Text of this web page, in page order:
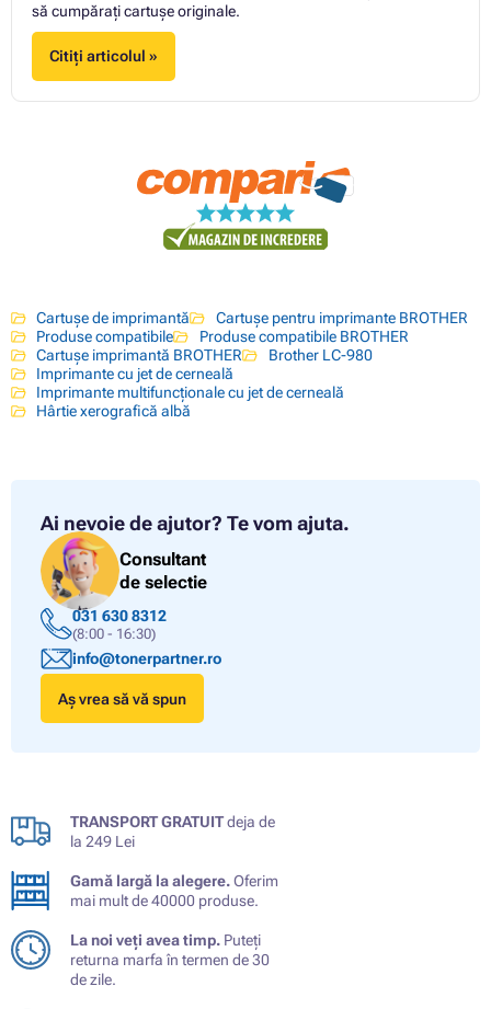
să cumpărați cartuşe originale.
Citiți articolul »
Cartușe de imprimantă
Cartușe pentru imprimante BROTHER
Produse compatibile
Produse compatibile BROTHER
Cartușe imprimantă BROTHER
Brother LC-980
Imprimante cu jet de cerneală
Imprimante multifuncționale cu jet de cerneală
Hârtie xerografică albă
Ai nevoie de ajutor? Te vom ajuta.
Consultant
de selectie
031 630 8312
(8:00 - 16:30)
info@tonerpartner.ro
Aș vrea să vă spun
TRANSPORT GRATUITdeja de
la 249 Lei
Gamă largă la alegere.Oferim
mai mult de 40000 produse.
La noi veți avea timp. Puteți
returna marfa în termen de 30
de zile.